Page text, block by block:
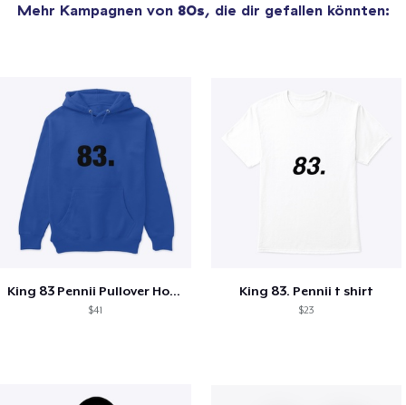
Mehr Kampagnen von 80s, die dir gefallen könnten:
King 83 Pennii Pullover Hoodie
$41
King 83. Pennii t shirt
$23